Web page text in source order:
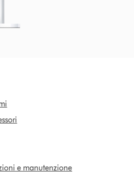
e manutenzione